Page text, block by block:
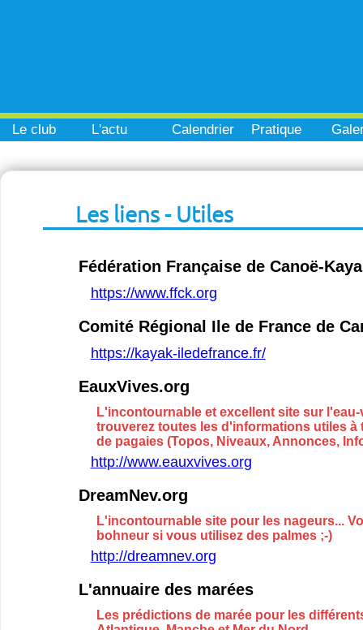
Le club L'actu Calendrier Pratique
Les liens - Utiles
Fédération Française de Canoë-
https://www.ffck.org
Comité Régional Ile de France de
https://kayak-iledefrance.fr/
EauxVives.org
L'incontournable et excellent site sur
trouverez toutes les d'informations utiles à
de pagaies (Topos, Niveaux, Annonces,
http://www.eauxvives.org
DreamNev.org
L'incontournable site pour les nageurs...
bohneur si vous utilisez des palmes ;-)
http://dreamnev.org
L'annuaire des marées
Les prédictions de marée pour les